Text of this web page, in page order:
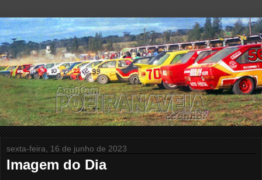
sexta-feira, 16 de junho de 2023
Imagem do Dia